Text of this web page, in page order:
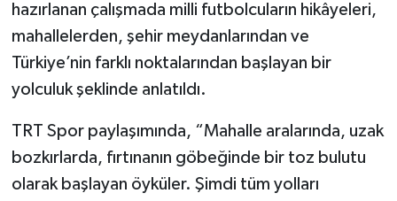
hazırlanan çalışmada milli futbolcuların hikâyeleri,
mahallelerden, şehir meydanlarından ve
Türkiye’nin farklı noktalarından başlayan bir
yolculuk şeklinde anlatıldı.
TRT Spor paylaşımında, “Mahalle aralarında, uzak
bozkırlarda, fırtınanın göbeğinde bir toz bulutu
olarak başlayan öyküler. Şimdi tüm yolları